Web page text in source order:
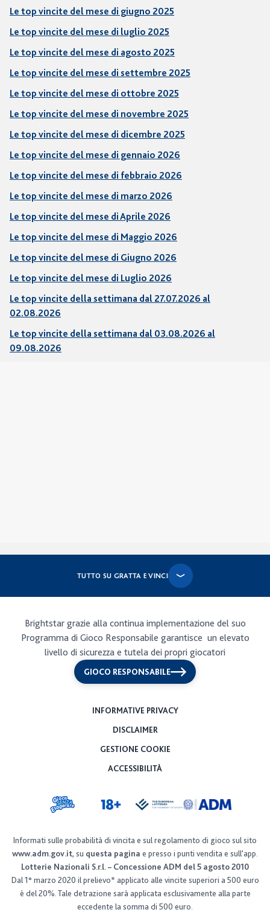
Le top vincite del mese di giugno 2025
Le top vincite del mese di luglio 2025
Le top vincite del mese di agosto 2025
Le top vincite del mese di settembre 2025
Le top vincite del mese di ottobre 2025
Le top vincite del mese di novembre 2025
Le top vincite del mese di dicembre 2025
Le top vincite del mese di gennaio 2026
Le top vincite del mese di febbraio 2026
Le top vincite del mese di marzo 2026
Le top vincite del mese di Aprile 2026
Le top vincite del mese di Maggio 2026
Le top vincite del mese di Giugno 2026
Le top vincite del mese di Luglio 2026
Le top vincite della settimana dal 27.07.2026 al
02.08.2026
Le top vincite della settimana dal 03.08.2026 al
09.08.2026
TUTTO SU GRATTA E VINCI
I biglietti nel punto vendita
Miliardario New
Tombola Mini
Brightstar grazie alla continua implementazione del suo
Programma di Gioco Responsabile garantisce un elevato
livello di sicurezza e tutela dei propri giocatori
GIOCO RESPONSABILE
INFORMATIVE PRIVACY
DISCLAIMER
GESTIONE COOKIE
ACCESSIBILITÀ
Informati sulle probabilità di vincita e sul regolamento di gioco sul sito
www.adm.gov.it, su questa pagina e presso i punti vendita e sull'app.
Lotterie Nazionali S.r.l. – Concessione ADM del 5 agosto 2010
Dal 1° marzo 2020 il prelievo* applicato alle vincite superiori a 500 euro
è del 20%. Tale detrazione sarà applicata esclusivamente alla parte
eccedente la somma di 500 euro.